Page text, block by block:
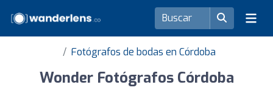
Fotógrafos de bodas en Córdoba
Wonder Fotógrafos Córdoba